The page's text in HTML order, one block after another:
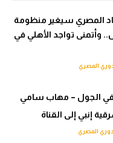
المصري سيغير منظومة
وأتمنى تواجد الأهلي في
المصري
في الجول – مهاب سامي
إنبي إلى القناة
المصري